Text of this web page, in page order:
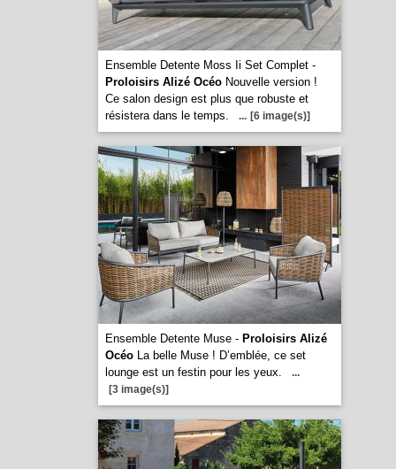
Ensemble Detente Moss Ii Set Complet -
Proloisirs Alizé OcéoNouvelle version !
Ce salon design est plus que robuste et
résistera dans le temps.
... [6 image(s)]
Ensemble Detente Muse - Proloisirs Alizé
OcéoLa belle Muse ! D’emblée, ce set
lounge est un festin pour les yeux.
...
[3 image(s)]